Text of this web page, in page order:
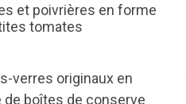
et poivrières en forme
tomates